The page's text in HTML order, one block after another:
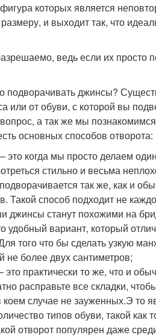
которых является
и выходит так, что
ведь если их просто
подворачивать джинсы?
или от обуви, с которой вы
вопрос, а так же мы
основных способов отворота:
это когда мы просто делаем
стильно и весьма
так же, как и
Такой способ подходит не
джинсы станут похожими на
удобный вариант, который
того что бы сделать узкую
не более двух сантиметров;
практически то же, что и
расправьте все складки,
случае не зауженных.Э то
типов обуви, такой как
отворот популярен даже